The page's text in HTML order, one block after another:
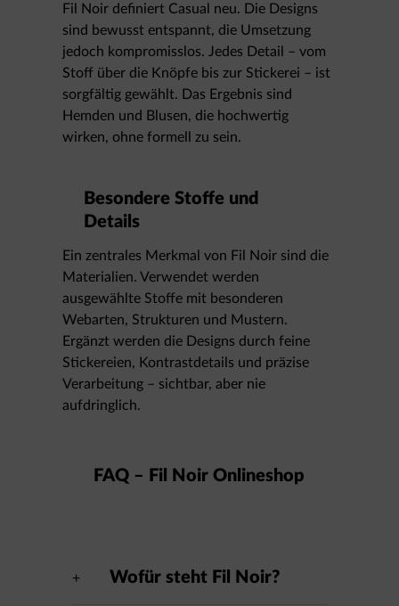
Fil Noir definiert Casual neu. Die Designs
sind bewusst entspannt, die Umsetzung
jedoch kompromisslos. Jedes Detail – vom
Stoff über die Knöpfe bis zur Stickerei – ist
sorgfältig gewählt. Das Ergebnis sind
Hemden und Blusen, die hochwertig
wirken, ohne formell zu sein.
Besondere Stoffe und
Details
Ein zentrales Merkmal von Fil Noir sind die
Materialien. Verwendet werden
ausgewählte Stoffe mit besonderen
Webarten, Strukturen und Mustern.
Ergänzt werden die Designs durch feine
Stickereien, Kontrastdetails und präzise
Verarbeitung – sichtbar, aber nie
aufdringlich.
FAQ – Fil Noir Onlineshop
Wofür steht Fil Noir?